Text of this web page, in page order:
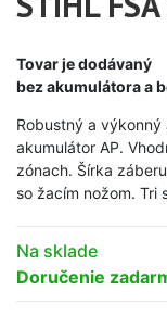
Tovar je dodávaný
bez akumulátora a
Robustný a
akumulátor AP.
zónach. Šírka
so žacím nožom. Tri
Na sklade
Doručenie